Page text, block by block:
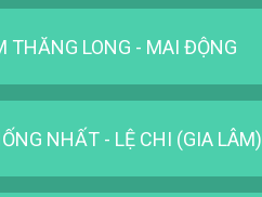
THĂNG LONG - MAI ĐỘNG
NHẤT - LỆ CHI (GIA LÂM)